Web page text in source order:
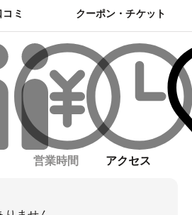
コミ クーポン・チケット
営業時間 アクセス